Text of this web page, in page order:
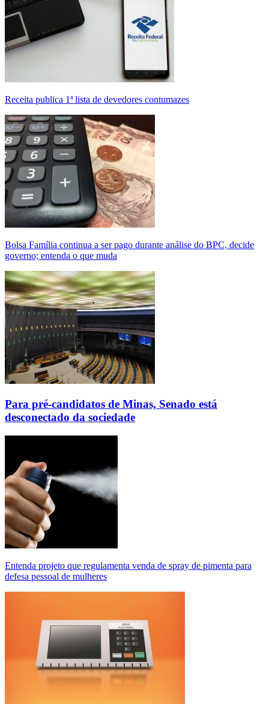
Receita publica 1ª lista de devedores contumazes
Bolsa Família continua a ser pago durante análise do BPC, decide
governo; entenda o que muda
Para pré-candidatos de Minas, Senado está
desconectado da sociedade
Entenda projeto que regulamenta venda de spray de pimenta para
defesa pessoal de mulheres